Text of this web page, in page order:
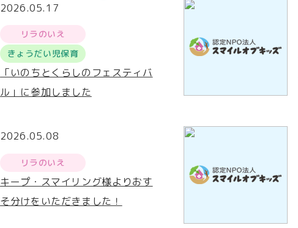
2026.05.17
リラのいえ
きょうだい児保育
「いのちとくらしのフェスティバ
ル」に参加しました
2026.05.08
リラのいえ
キープ・スマイリング様よりおす
そ分けをいただきました！